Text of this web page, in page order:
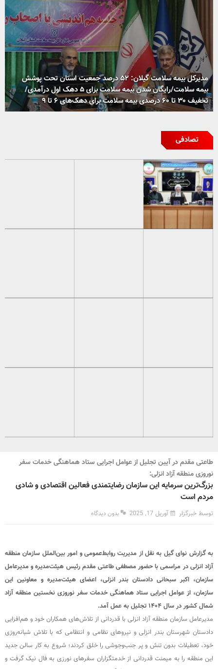
مدیرکل بیمه سلامت گیلان: ۵۲ درصد جمعیت استان تحت پوشش
بیمه سلامت/رایگان شدن بیمه سلامت برای ۵ دهک اول درآمدی/
تخفیف ۳۰ تا ۶۰ درصدی بیمه سلامت برای دهک‌های ۶ تا ۹
تصادفی
طاعتی مقدم در آیین تجلیل از عوامل اجرایی ستاد هماهنگی خدمات سفر
نوروزی منطقه آزاد انزلی:
بزرگ‌ترین سرمایه این سازمان رضایتمندی فعالین اقتصادی و شادی
مردم است
توسط خبرگزار آوریل 17, 2025 بدون دیدگاه
به گزارش نوای گیل به نقل از مدیریت روابط‌عمومی و امور بین‌الملل سازمان منطقه
آزاد انزلی در مراسمی با حضور مصطفی طاعتی مقدم رئیس هیئت‌مدیره و مدیرعامل
سازمان، اکبر سبحانی دادستان بندر انزلی، اعضای هیئت‌مدیره و معاونین این
سازمان، از عوامل اجرایی ستاد هماهنگی خدمات سفر نوروزی نخستین منطقه آزاد
شمال کشور در سال ۱۴۰۴ تجلیل به عمل آمد.
مدیرعامل سازمان منطقه آزاد انزلی با قدردانی از تلاش‌های همکاران خود و هم‌افزایی
دادستان شهرستان بندر انزلی و نیروهای نظامی و انتظامی که با تلاش شبانه‌روزی
خود، تعطیلات بدون تنش و پر جنب‌وجوشی را خلق کردند؛ شروع به کار سالن جدید
این منطقه را به میمنت قدردانی از خدمتگزاران سفرهای نورزی به فال نیک گرفت و